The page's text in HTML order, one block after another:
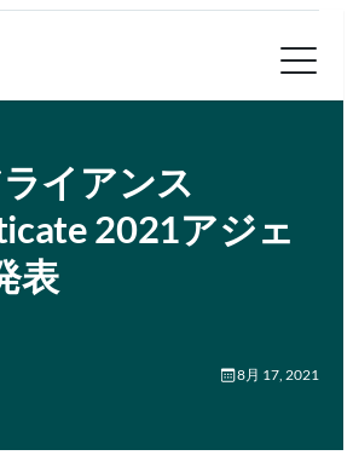
イアンス
2021アジェ
表
8月 17, 2021